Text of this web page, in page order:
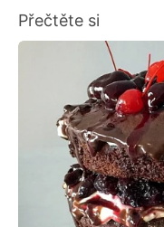
Přečtěte si